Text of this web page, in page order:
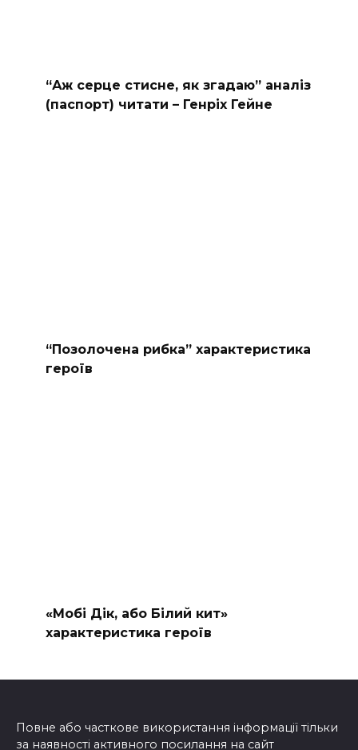
“Аж серце стисне, як згадаю” аналіз
(паспорт) читати – Генріх Гейне
“Позолочена рибка” характеристика
героїв
«Мобі Дік, або Білий кит»
характеристика героїв
Повне або часткове використання інформації тільки
за наявності активного посилання на сайт